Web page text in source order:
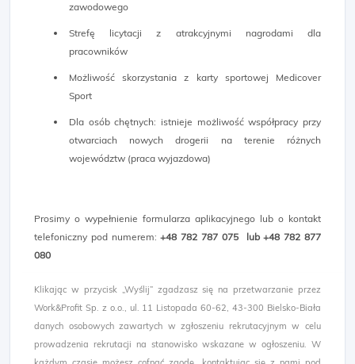
zawodowego
Strefę licytacji z atrakcyjnymi nagrodami dla
pracowników
Możliwość skorzystania z karty sportowej Medicover
Sport
Dla osób chętnych: istnieje możliwość współpracy przy
otwarciach nowych drogerii na terenie różnych
województw (praca wyjazdowa)
Prosimy o wypełnienie formularza aplikacyjnego lub o kontakt
telefoniczny pod numerem:+48 782 787 075 ​ lub +48 782 877
080
Klikając w przycisk „Wyślij” zgadzasz się na przetwarzanie przez
Work&Profit Sp. z o.o., ul. 11 Listopada 60-62, 43-300 Bielsko-Biała
danych osobowych zawartych w zgłoszeniu rekrutacyjnym w celu
prowadzenia rekrutacji na stanowisko wskazane w ogłoszeniu. W